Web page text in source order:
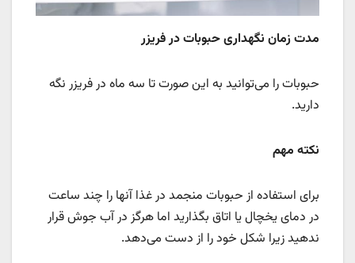
مدت زمان نگهداری حبوبات در فریزر
حبوبات را می‌توانید به این صورت تا سه ماه در فریزر نگه
دارید.
نکته مهم
برای استفاده از حبوبات منجمد در غذا آنها را چند ساعت
در دمای یخچال یا اتاق بگذارید اما هرگز در آب جوش قرار
ندهید زیرا شکل خود را از دست می‌دهد.